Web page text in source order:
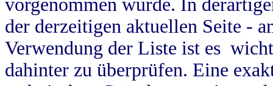
vorgenommen wurde. In
der derzeitigen aktuellen Seite -
Verwendung der Liste ist es
dahinter zu überprüfen. Eine